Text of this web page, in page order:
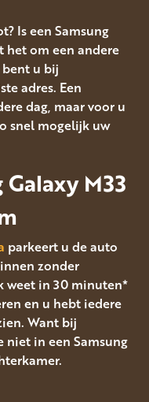
Is een Samsung
het om een andere
u bij
adres. Een
dag, maar voor u
snel mogelijk uw
M33
parkeert u de auto
zonder
weet in 30 minuten*
en u hebt iedere
Want bij
niet in een Samsung